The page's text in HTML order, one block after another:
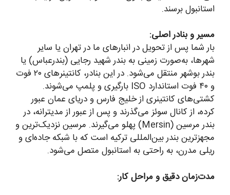
استانبول برسند.
مسیر و بنادر اصلی:
بار شما پس از تحویل در انبارهای ما در تهران یا سایر
شهرها، به‌صورت زمینی به بندر شهید رجایی (بندرعباس) یا
بندر بوشهر منتقل می‌شود. در این بنادر، کانتینرهای ۲۰ فوت
و ۴۰ فوت استاندارد ISO بارگیری و پلمپ می‌شوند.
کشتی‌های کانتینری از خلیج فارس و دریای عمان عبور
کرده، از کانال سوئز می‌گذرند و پس از عبور از مدیترانه، در
بندر مرسین (Mersin) پهلو می‌گیرند. مرسین نزدیک‌ترین و
مجهزترین بندر بین‌المللی ترکیه است که با شبکه جاده‌ای و
ریلی مدرن، به راحتی به استانبول متصل می‌شود.
مدت‌زمان دقیق و مراحل کار: